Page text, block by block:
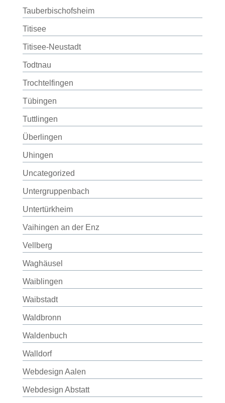
Tauberbischofsheim
Titisee
Titisee-Neustadt
Todtnau
Trochtelfingen
Tübingen
Tuttlingen
Überlingen
Uhingen
Uncategorized
Untergruppenbach
Untertürkheim
Vaihingen an der Enz
Vellberg
Waghäusel
Waiblingen
Waibstadt
Waldbronn
Waldenbuch
Walldorf
Webdesign Aalen
Webdesign Abstatt